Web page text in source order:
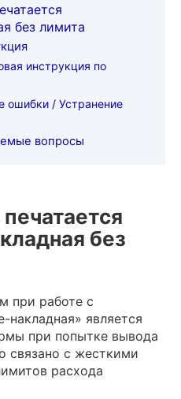
без лимита
инструкция по
ошибки / Устранение
вопросы
без
при работе с
накладная» является
при попытке вывода
связано с жесткими
расхода